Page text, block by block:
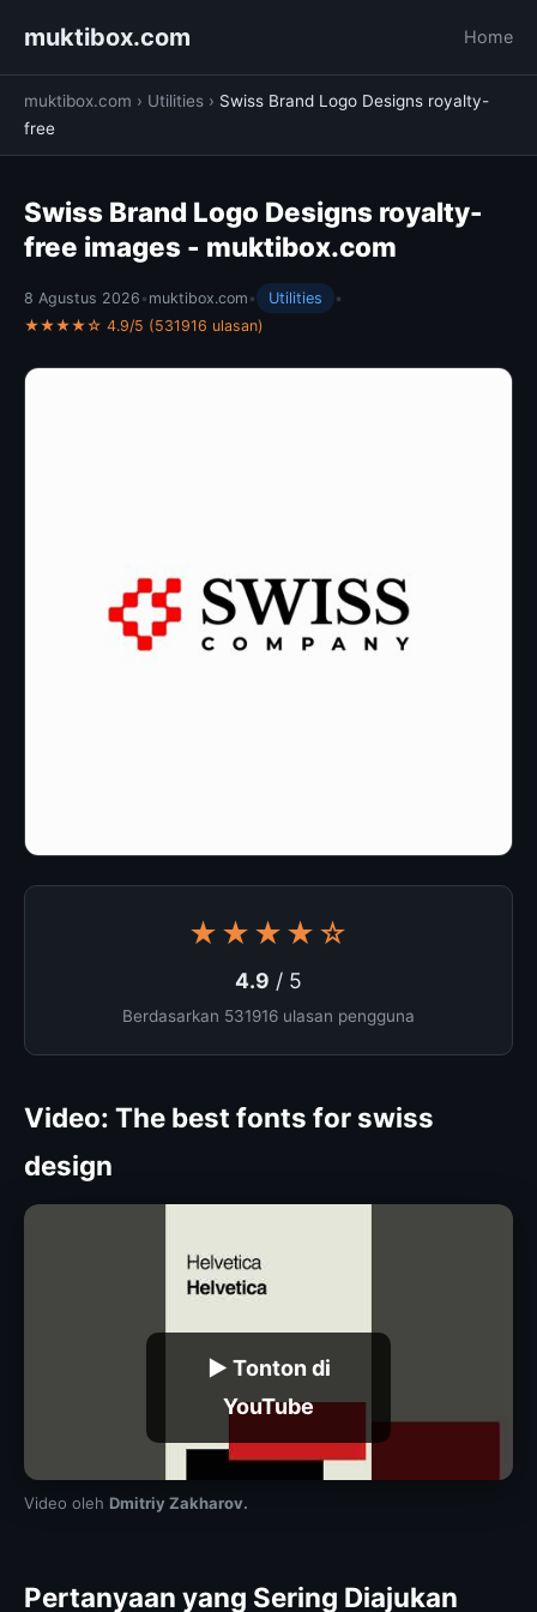
muktibox.com Home
muktibox.com › Utilities › Swiss Brand Logo Designs royalty-
free
Swiss Brand Logo Designs royalty-
free images - muktibox.com
8 Agustus 2026 • muktibox.com • Utilities
•
★★★★☆ 4.9/5 (531916 ulasan)
★★★★☆
4.9 / 5
Berdasarkan 531916 ulasan pengguna
Video: The best fonts for swiss
design
▶ Tonton di
YouTube
Video oleh Dmitriy Zakharov.
Pertanyaan yang Sering Diajukan